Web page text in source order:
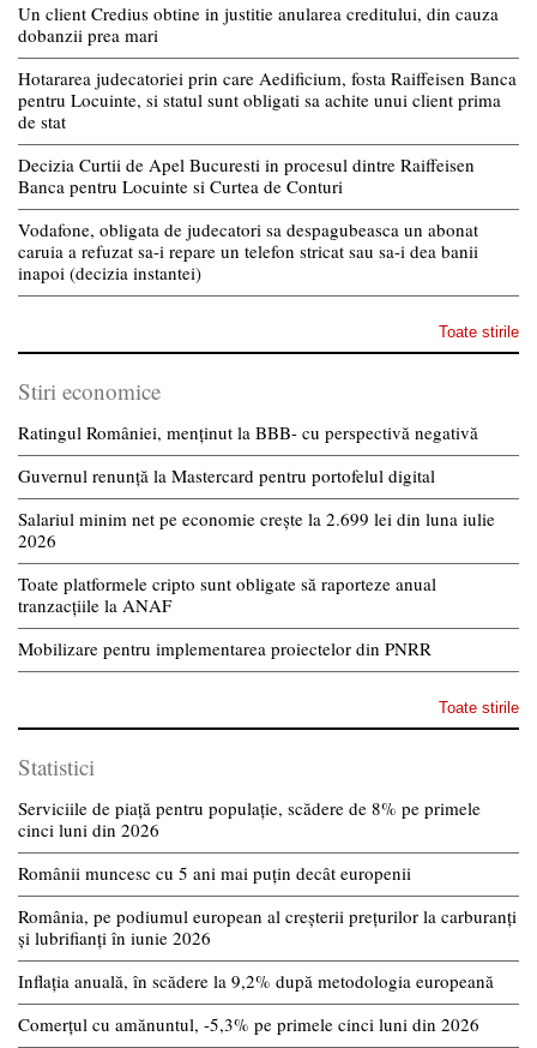
Un client Credius obtine in justitie anularea creditului, din cauza
dobanzii prea mari
Hotararea judecatoriei prin care Aedificium, fosta Raiffeisen Banca
pentru Locuinte, si statul sunt obligati sa achite unui client prima
de stat
Decizia Curtii de Apel Bucuresti in procesul dintre Raiffeisen
Banca pentru Locuinte si Curtea de Conturi
Vodafone, obligata de judecatori sa despagubeasca un abonat
caruia a refuzat sa-i repare un telefon stricat sau sa-i dea banii
inapoi (decizia instantei)
Toate stirile
Stiri economice
Ratingul României, menținut la BBB- cu perspectivă negativă
Guvernul renunță la Mastercard pentru portofelul digital
Salariul minim net pe economie crește la 2.699 lei din luna iulie
2026
Toate platformele cripto sunt obligate să raporteze anual
tranzacțiile la ANAF
Mobilizare pentru implementarea proiectelor din PNRR
Toate stirile
Statistici
Serviciile de piață pentru populație, scădere de 8% pe primele
cinci luni din 2026
Românii muncesc cu 5 ani mai puțin decât europenii
România, pe podiumul european al creșterii prețurilor la carburanți
și lubrifianți în iunie 2026
Inflația anuală, în scădere la 9,2% după metodologia europeană
Comerțul cu amănuntul, -5,3% pe primele cinci luni din 2026